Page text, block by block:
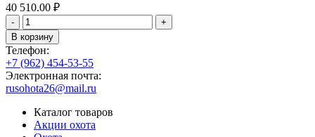
40 510.00 ₽
-
+
В корзину
Телефон:
+7 (962) 454-53-55
Электронная почта:
rusohota26@mail.ru
Каталог товаров
Акции охота